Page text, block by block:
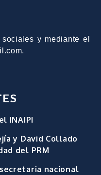
y mediante el
INAIPI
y David Collado
del PRM
nacional